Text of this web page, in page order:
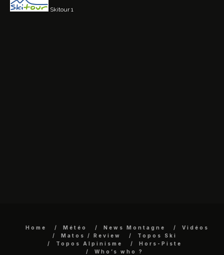
Skitour1
Home Météo News Montagne
Vidéos
Matos / Review
Topos Ski
Topos Alpinisme
Hors-Piste
Who’s who ?